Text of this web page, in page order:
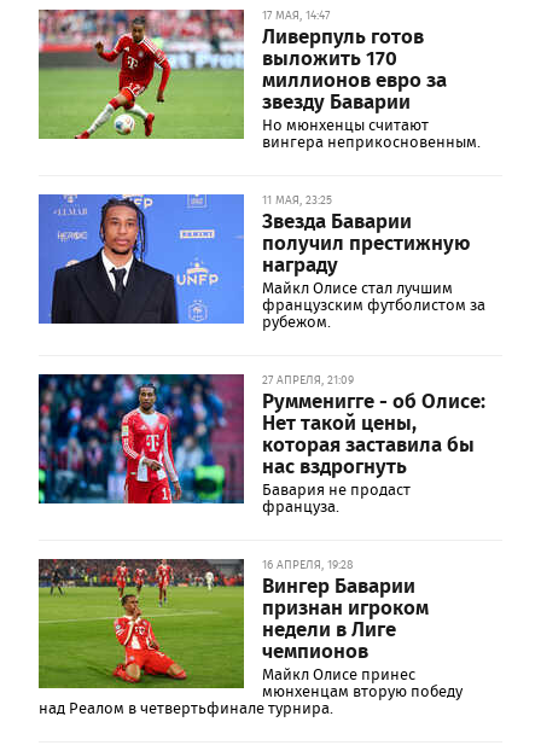
17 МАЯ, 14:47
Ливерпуль готов
выложить 170
миллионов евро за
звезду Баварии
Но мюнхенцы считают
вингера неприкосновенным.
11 МАЯ, 23:25
Звезда Баварии
получил престижную
награду
Майкл Олисе стал лучшим
французским футболистом за
рубежом.
27 АПРЕЛЯ, 21:09
Румменигге - об Олисе:
Нет такой цены,
которая заставила бы
нас вздрогнуть
Бавария не продаст
француза.
16 АПРЕЛЯ, 19:28
Вингер Баварии
признан игроком
недели в Лиге
чемпионов
Майкл Олисе принес
мюнхенцам вторую победу
над Реалом в четвертьфинале турнира.